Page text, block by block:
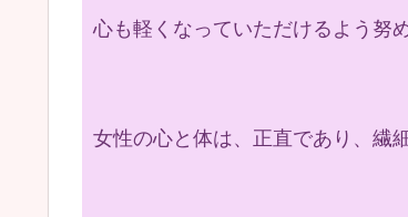
心も軽くなっていただけるよう努
女性の心と体は、正直であり、繊